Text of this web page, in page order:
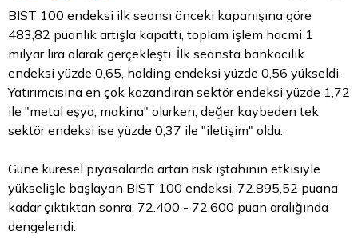
BIST 100 endeksi ilk seansı önceki kapanışına göre
483,82 puanlık artışla kapattı, toplam işlem hacmi 1
milyar lira olarak gerçekleşti. İlk seansta bankacılık
endeksi yüzde 0,65, holding endeksi yüzde 0,56 yükseldi.
Yatırımcısına en çok kazandıran sektör endeksi yüzde 1,72
ile "metal eşya, makina" olurken, değer kaybeden tek
sektör endeksi ise yüzde 0,37 ile "iletişim" oldu.
Güne küresel piyasalarda artan risk iştahının etkisiyle
yükselişle başlayan BIST 100 endeksi, 72.895,52 puana
kadar çıktıktan sonra, 72.400 - 72.600 puan aralığında
dengelendi.